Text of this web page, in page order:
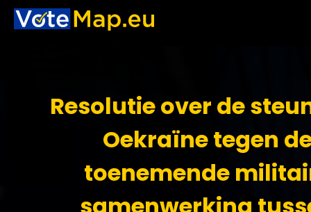
Resolutie over de
Oekraïne tegen
toenemende